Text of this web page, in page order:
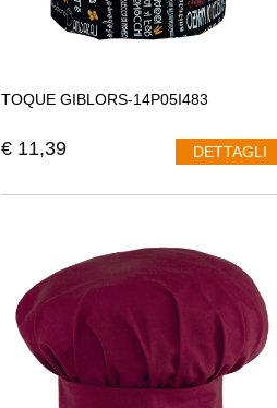
TOQUE GIBLORS-14P05I483
€ 11,39 DETTAGLI